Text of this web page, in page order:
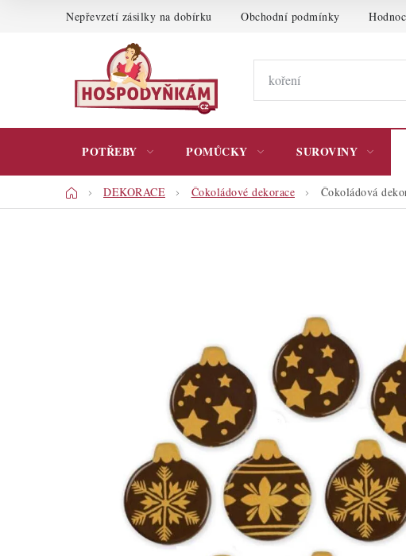
Nepřevzetí zásilky na dobírku Obchodní podmínky
POTŘEBY POMŮCKY SUROVINY
DomůDEKORACE Čokoládové dekorace Čokoládová